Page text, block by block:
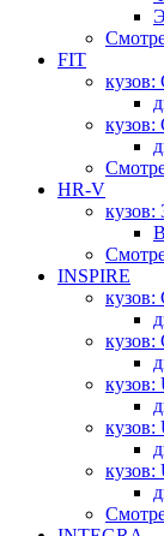
FIT
кузов:
кузов:
HR-V
кузов:
INSPIRE
кузов:
кузов:
кузов:
кузов:
кузов: